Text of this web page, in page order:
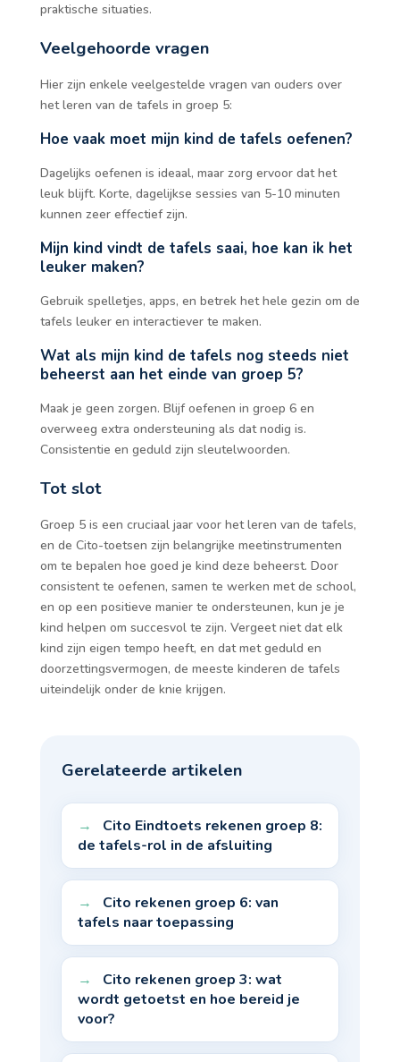
praktische situaties.
Veelgehoorde vragen
Hier zijn enkele veelgestelde vragen van ouders over
het leren van de tafels in groep 5:
Hoe vaak moet mijn kind de tafels oefenen?
Dagelijks oefenen is ideaal, maar zorg ervoor dat het
leuk blijft. Korte, dagelijkse sessies van 5-10 minuten
kunnen zeer effectief zijn.
Mijn kind vindt de tafels saai, hoe kan ik het
leuker maken?
Gebruik spelletjes, apps, en betrek het hele gezin om de
tafels leuker en interactiever te maken.
Wat als mijn kind de tafels nog steeds niet
beheerst aan het einde van groep 5?
Maak je geen zorgen. Blijf oefenen in groep 6 en
overweeg extra ondersteuning als dat nodig is.
Consistentie en geduld zijn sleutelwoorden.
Tot slot
Groep 5 is een cruciaal jaar voor het leren van de tafels,
en de Cito-toetsen zijn belangrijke meetinstrumenten
om te bepalen hoe goed je kind deze beheerst. Door
consistent te oefenen, samen te werken met de school,
en op een positieve manier te ondersteunen, kun je je
kind helpen om succesvol te zijn. Vergeet niet dat elk
kind zijn eigen tempo heeft, en dat met geduld en
doorzettingsvermogen, de meeste kinderen de tafels
uiteindelijk onder de knie krijgen.
Gerelateerde artikelen
Cito Eindtoets rekenen groep 8:
de tafels-rol in de afsluiting
Cito rekenen groep 6: van
tafels naar toepassing
Cito rekenen groep 3: wat
wordt getoetst en hoe bereid je
voor?